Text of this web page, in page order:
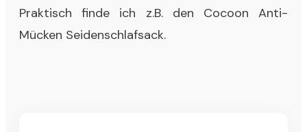
Praktisch finde ich z.B. den Cocoon Anti-
Mücken Seidenschlafsack.